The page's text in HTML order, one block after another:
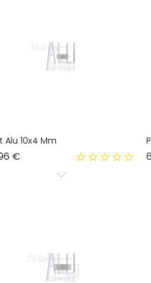
Alu 10x4 Mm
€